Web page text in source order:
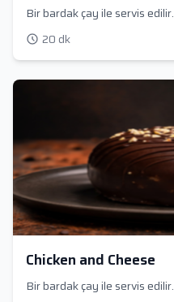
Bir bardak çay ile servis edilir.
20 dk
Chicken and Cheese
Bir bardak çay ile servis edilir.